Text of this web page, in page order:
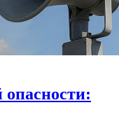
опасности: